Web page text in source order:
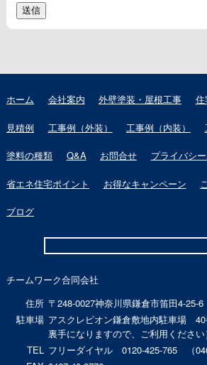
送信
ホーム 会社案内 外壁塗装・屋根工事 住
見積例 工事例（外装） 工事例（内装）
塗料の種類 Q&A お問合せ プライバシ
省エネ住宅ポイント お得なキャンペーン
ブログ
チームワーク合同会社
住所 〒248-0027神奈川県鎌倉市笛田4-25-6
駐車場 アスクレピオン鎌倉敷地内駐車場
裏手になりますので、ご利用ください
TEL フリーダイヤル 0120-425-765 （